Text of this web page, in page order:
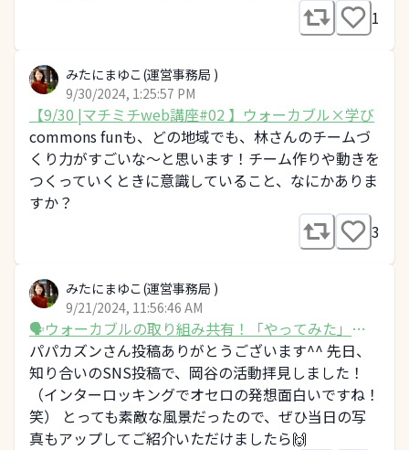
1
みたにまゆこ(運営事務局 )
9/30/2024, 1:25:57 PM
【9/30 |マチミチweb講座#02 】ウォーカブル×学び
commons funも、どの地域でも、林さんのチームづ
くり力がすごいな〜と思います！チーム作りや動きを
つくっていくときに意識していること、なにかありま
すか？
3
みたにまゆこ(運営事務局 )
9/21/2024, 11:56:46 AM
🗣️ウォーカブルの取り組み共有！「やってみた」や
事例をシェアしよう
パパカズンさん投稿ありがとうございます^^ 先日、
知り合いのSNS投稿で、岡谷の活動拝見しました！
（インターロッキングでオセロの発想面白いですね！
笑） とっても素敵な風景だったので、ぜひ当日の写
真もアップしてご紹介いただけましたら🙌